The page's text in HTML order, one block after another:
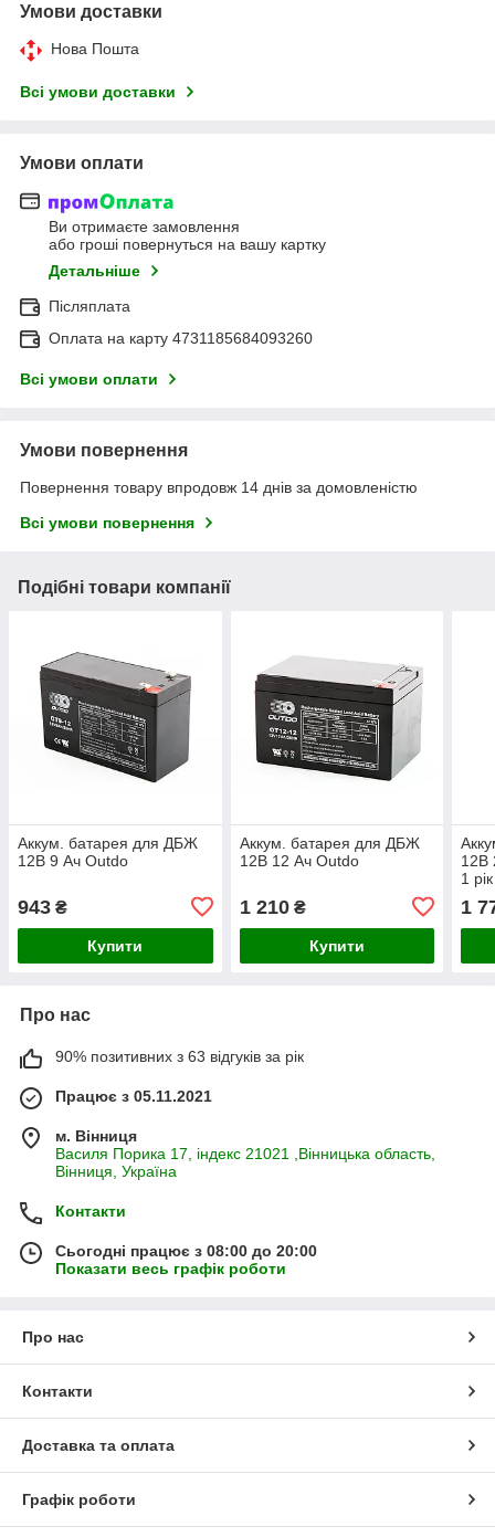
Умови доставки
Нова Пошта
Всі умови доставки
Умови оплати
Ви отримаєте замовлення
або гроші повернуться на вашу картку
Детальніше
Післяплата
Оплата на карту 4731185684093260
Всі умови оплати
Умови повернення
Повернення товару впродовж 14 днів за домовленістю
Всі умови повернення
Подібні товари компанії
Аккум. батарея для ДБЖ
12В 9 Ач Outdo
943 ₴
Купити
Аккум. батарея для ДБЖ
12В 12 Ач Outdo
1 210₴
Купити
12В
1
1
Про нас
90% позитивних з 63 відгуків за рік
Працює з 05.11.2021
м. Вінниця
Василя Порика 17, індекс 21021 ,Вінницька область,
Вінниця, Україна
Контакти
Сьогодні працює з 08:00 до 20:00
Показати весь графік роботи
Про нас
Контакти
Доставка та оплата
Графік роботи